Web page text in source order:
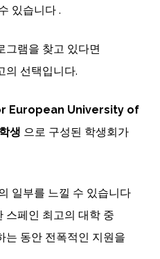
있습니다 .
그램을 찾고 있다면
의 선택입니다.
European University of
생 으로 구성된 학생회가
일부를 느낄 수 있습니다
스페인 최고의 대학 중
는 동안 전폭적인 지원을